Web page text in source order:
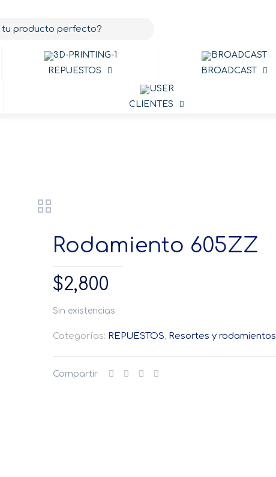
REPUESTOS BROADCAST
CLIENTES
Rodamiento 605ZZ
$2,800
Sin existencias
Categorías: REPUESTOS, Resortes y rodamientos
Compartir